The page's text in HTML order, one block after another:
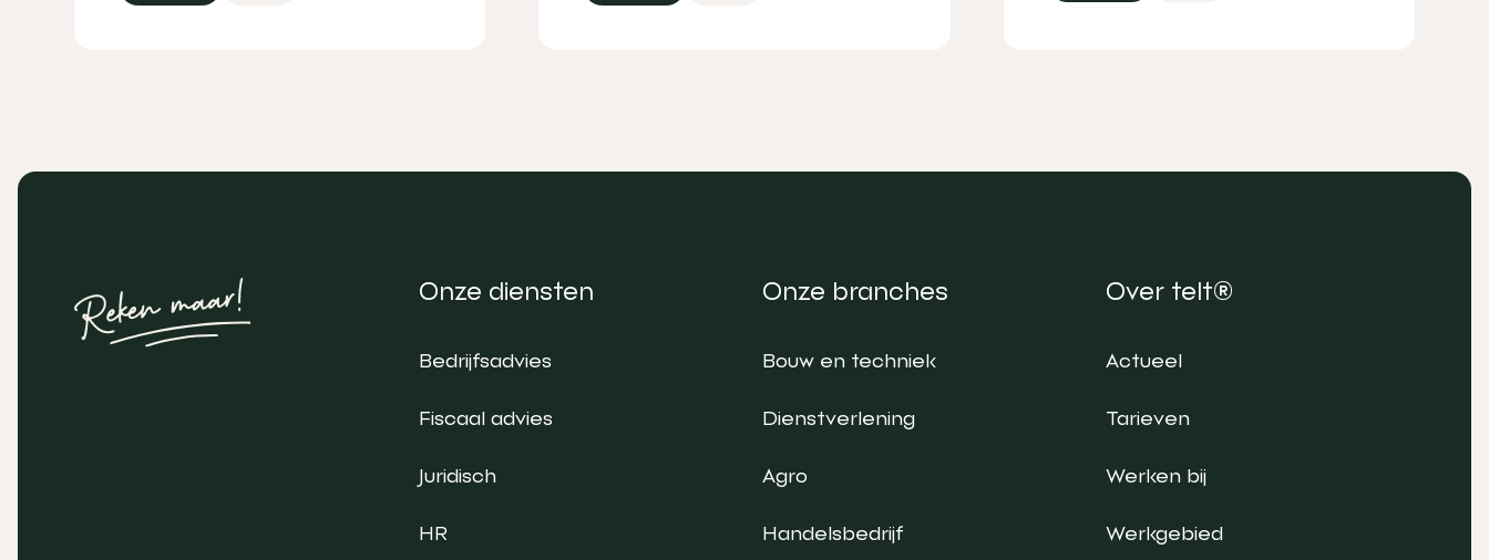
Onze diensten
Bedrijfsadvies
Fiscaal advies
Juridisch
HR
Onze branches
Bouw en techniek
Dienstverlening
Agro
Handelsbedrijf
Over telt®
Actueel
Tarieven
Werken bij
Werkgebied